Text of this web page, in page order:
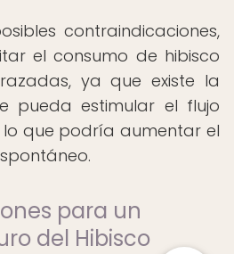
contraindicaciones,
el consumo de hibisco
ya que existe la
pueda estimular el flujo
lo que podría aumentar el
para un
del Hibisco